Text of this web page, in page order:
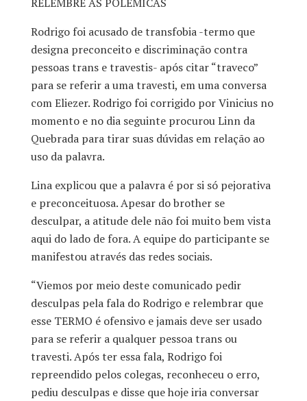
Rodrigo foi acusado de transfobia -termo que
designa preconceito e discriminação contra
pessoas trans e travestis- após citar “traveco”
para se referir a uma travesti, em uma conversa
com Eliezer. Rodrigo foi corrigido por Vinicius no
momento e no dia seguinte procurou Linn da
Quebrada para tirar suas dúvidas em relação ao
uso da palavra.
Lina explicou que a palavra é por si só pejorativa
e preconceituosa. Apesar do brother se
desculpar, a atitude dele não foi muito bem vista
aqui do lado de fora. A equipe do participante se
manifestou através das redes sociais.
“Viemos por meio deste comunicado pedir
desculpas pela fala do Rodrigo e relembrar que
esse TERMO é ofensivo e jamais deve ser usado
para se referir a qualquer pessoa trans ou
travesti. Após ter essa fala, Rodrigo foi
repreendido pelos colegas, reconheceu o erro,
pediu desculpas e disse que hoje iria conversar